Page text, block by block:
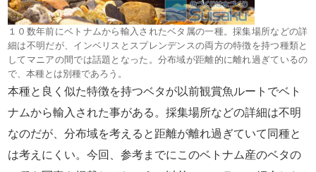
１０数年前にベトナムから輸入されたベタ属の一種。採集場所などの詳
細は不明だが、インベリスとスプレンデンスの両方の特徴を持つ種類と
してマニアの間では話題となった。分布域が距離的に離れ過ぎているの
で、本種とは別種であろう。
本種と良く似た特徴を持つベタが以前観賞魚ルートでベト
ナムから輸入された事がある。採集場所などの詳細は不明
なのだが、分布域を考えると距離が離れ過ぎていて同種と
は考えにくい。今回、参考までにこのベトナム産のベタの